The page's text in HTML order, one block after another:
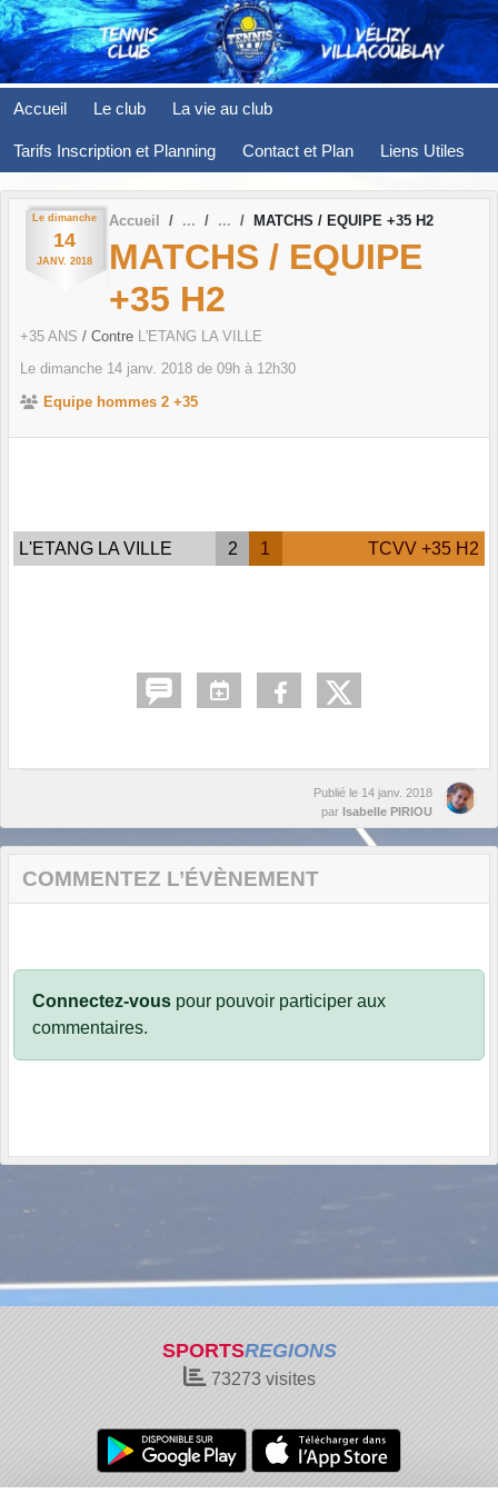
Accueil Le club La vie au club
Tarifs Inscription et Planning Contact et Plan Liens Utiles
Le dimanche
14
JANV. 2018
Accueil MATCHS / EQUIPE +35 H2
MATCHS / EQUIPE
+35 H2
+35 ANS / Contre L'ETANG LA VILLE
Le dimanche 14 janv. 2018 de 09h à 12h30
Equipe hommes 2 +35
L'ETANG LA VILLE 2 1 TCVV +35 H2
Publié le 14 janv. 2018
par Isabelle PIRIOU
COMMENTEZ L’ÉVÈNEMENT
Connectez-vous pour pouvoir participer aux
commentaires.
SPORTSREGIONS
73273visites
Panneau de gestion des cookies